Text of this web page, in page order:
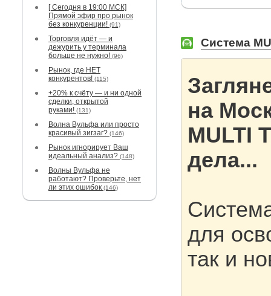
[ Сегодня в 19:00 МСК]
Прямой эфир про рынок
без конкуренции! (91)
Торговля идёт — и
дежурить у терминала
больше не нужно! (96)
Рынок, где НЕТ
конкурентов! (115)
+20% к счёту — и ни одной
сделки, открытой
руками! (131)
Волна Вульфа или просто
красивый зигзаг? (146)
Рынок игнорирует Ваш
идеальный анализ? (148)
Волны Вульфа не
работают? Проверьте, нет
ли этих ошибок (146)
Система
на
MULTI
дела...
для
так и